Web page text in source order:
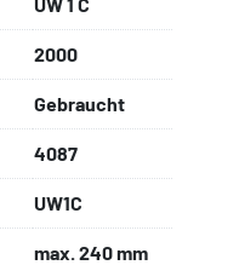
2000
Gebraucht
4087
UW1C
max. 240 mm